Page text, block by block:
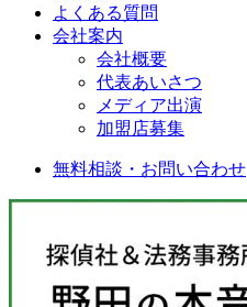
よくある質問
会社案内
会社概要
代表あいさつ
メディア出演
加盟店募集
無料相談・お問い合わせ